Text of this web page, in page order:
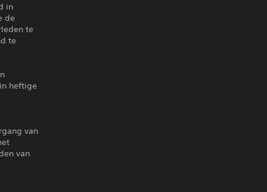
in
de
te
te
heftige
van
van